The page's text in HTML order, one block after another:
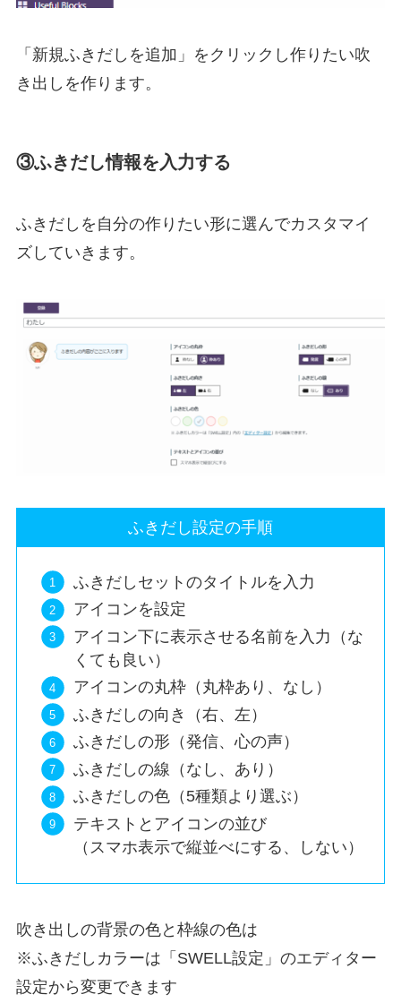
「新規ふきだしを追加」をクリックし作りたい吹
き出しを作ります。
③ふきだし情報を入力する
ふきだしを自分の作りたい形に選んでカスタマイ
ズしていきます。
ふきだし設定の手順
ふきだしセットのタイトルを入力
アイコンを設定
アイコン下に表示させる名前を入力（な
くても良い）
アイコンの丸枠（丸枠あり、なし）
ふきだしの向き（右、左）
ふきだしの形（発信、心の声）
ふきだしの線（なし、あり）
ふきだしの色（5種類より選ぶ）
テキストとアイコンの並び
（スマホ表示で縦並べにする、しない）
吹き出しの背景の色と枠線の色は
※ふきだしカラーは「SWELL設定」のエディター
設定から変更できます